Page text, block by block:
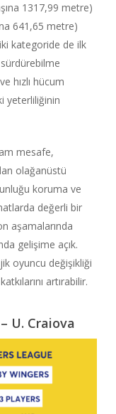
1317,99 metre)
641,65 metre)
kategoride de ilk
sürdürebilme
hızlı hücum
yeterliliğinin
mesafe,
olağanüstü
koruma ve
değerli bir
aşamalarında
gelişime açık.
oyuncu değişikliği
artırabilir.
U. Craiova